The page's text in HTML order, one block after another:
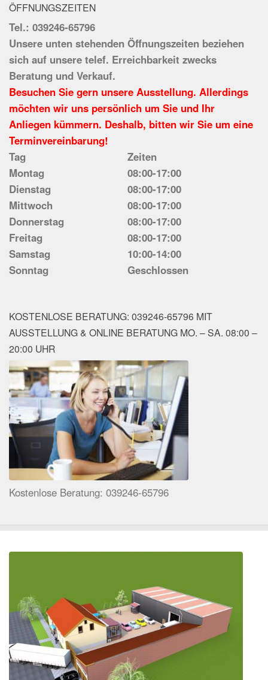
ÖFFNUNGSZEITEN
Tel.: 039246-65796
Unsere unten stehenden Öffnungszeiten beziehen
sich auf unsere telef. Erreichbarkeit zwecks
Beratung und Verkauf.
Besuchen Sie gern unsere Ausstellung. Allerdings
möchten wir uns persönlich um Sie und Ihr
Anliegen kümmern. Deshalb, bitten wir Sie um eine
Terminvereinbarung!
Tag
Zeiten
Montag
08:00-17:00
Dienstag
08:00-17:00
Mittwoch
08:00-17:00
Donnerstag
08:00-17:00
Freitag
08:00-17:00
Samstag
10:00-14:00
Sonntag
Geschlossen
KOSTENLOSE BERATUNG: 039246-65796 MIT
AUSSTELLUNG & ONLINE BERATUNG MO. – SA. 08:00 –
20:00 UHR
Kostenlose Beratung: 039246-65796